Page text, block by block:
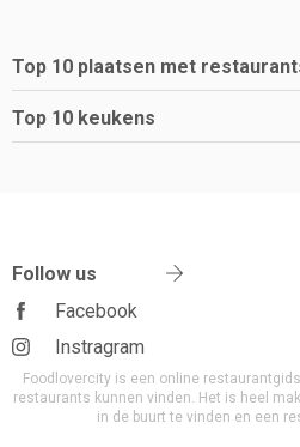
Top 10 plaatsen met
Top 10 keukens
Follow us
Facebook
Instragram
Foodlovercity is een online
restaurants kunnen vinden. Het is heel
in de buurt te vinden en een